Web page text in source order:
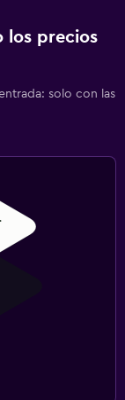
los precios
solo con las